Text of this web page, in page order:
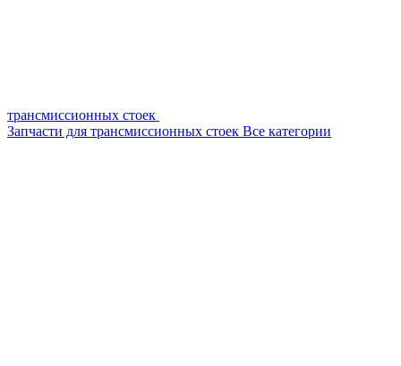
трансмиссионных стоек
Запчасти для трансмиссионных стоек Все категории